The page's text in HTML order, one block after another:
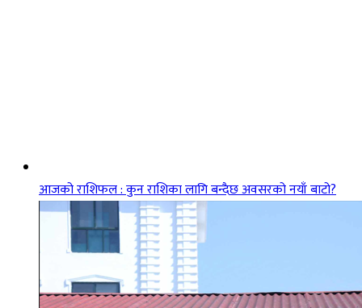
आजको राशिफल : कुन राशिका लागि बन्दैछ अवसरको नयाँ बाटो?